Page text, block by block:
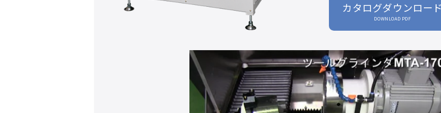
カタログダウンロード
DOWNLOAD PDF